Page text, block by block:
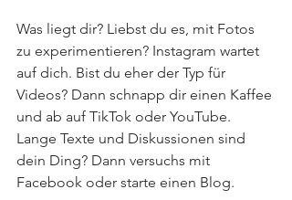
Was liegt dir? Liebst du es, mit Fotos
zu experimentieren? Instagram wartet
auf dich. Bist du eher der Typ für
Videos? Dann schnapp dir einen Kaffee
und ab auf TikTok oder YouTube.
Lange Texte und Diskussionen sind
dein Ding? Dann versuchs mit
Facebook oder starte einen Blog.